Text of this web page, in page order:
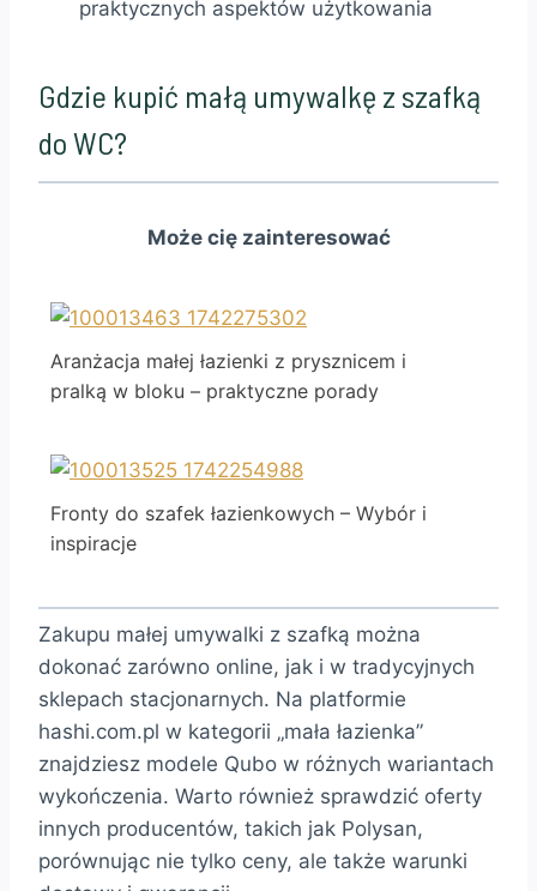
praktycznych aspektów użytkowania
Gdzie kupić małą umywalkę z szafką
do WC?
Może cię zainteresować
Aranżacja małej łazienki z prysznicem i
pralką w bloku – praktyczne porady
Fronty do szafek łazienkowych – Wybór i
inspiracje
Zakupu małej umywalki z szafką można
dokonać zarówno online, jak i w tradycyjnych
sklepach stacjonarnych. Na platformie
hashi.com.pl w kategorii „mała łazienka”
znajdziesz modele Qubo w różnych wariantach
wykończenia. Warto również sprawdzić oferty
innych producentów, takich jak Polysan,
porównując nie tylko ceny, ale także warunki